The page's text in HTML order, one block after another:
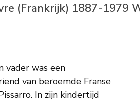
(Frankrijk) 1887-1979
vader was een
van beroemde Franse
In zijn kindertijd
Wereldoorlog
en artistieke mentor voor
waar hij bevriend